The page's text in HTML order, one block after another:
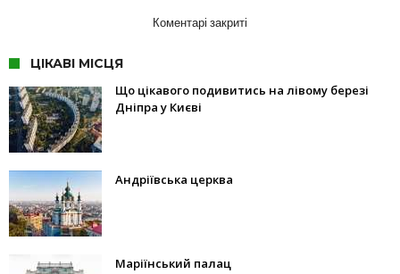
Коментарі закриті
ЦІКАВІ МІСЦЯ
Що цікавого подивитись на лівому березі
Дніпра у Києві
Андріївська церква
Маріїнський палац